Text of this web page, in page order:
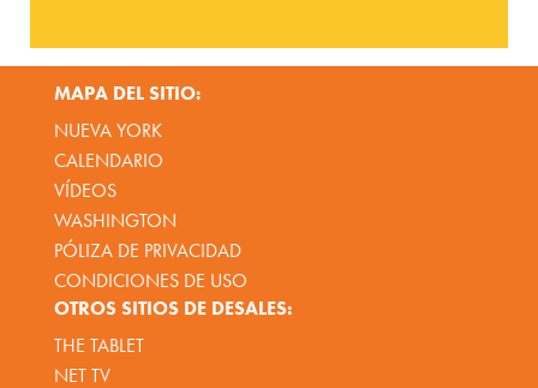
MAPA DEL SITIO:
NUEVA YORK
CALENDARIO
VÍDEOS
WASHINGTON
PÓLIZA DE PRIVACIDAD
CONDICIONES DE USO
OTROS SITIOS DE DESALES:
THE TABLET
NET TV